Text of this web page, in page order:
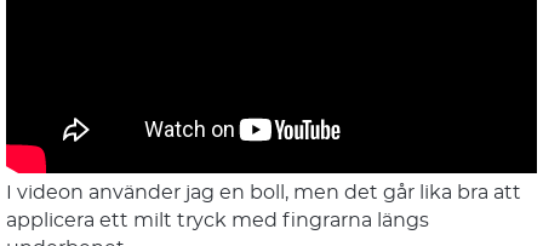
I videon använder jag en boll, men det går lika bra att
applicera ett milt tryck med fingrarna längs